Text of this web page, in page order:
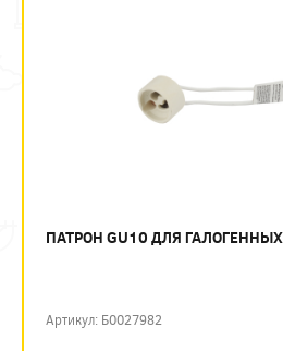
ПАТРОН GU10 ДЛЯ
Артикул: Б0027982